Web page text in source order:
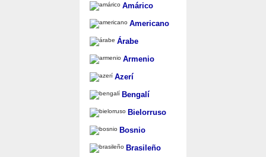
Amárico
Americano
Árabe
Armenio
Azerí
Bengalí
Bielorruso
Bosnio
Brasileño